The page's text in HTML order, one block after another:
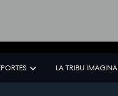
LA TRIBU